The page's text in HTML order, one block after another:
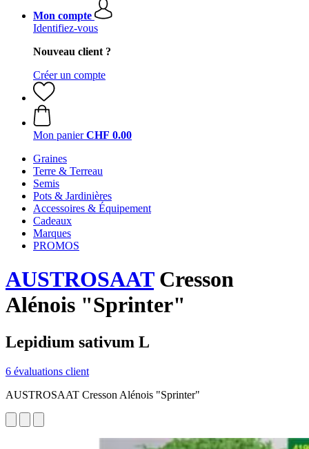
Mon compte
Identifiez-vous
Nouveau client ?
Créer un compte
Mon panier CHF 0.00
Graines
Terre & Terreau
Semis
Pots & Jardinières
Accessoires & Équipement
Cadeaux
Marques
PROMOS
AUSTROSAATCresson
Alénois "Sprinter"
Lepidium sativum L
6 évaluations client
AUSTROSAAT Cresson Alénois "Sprinter"